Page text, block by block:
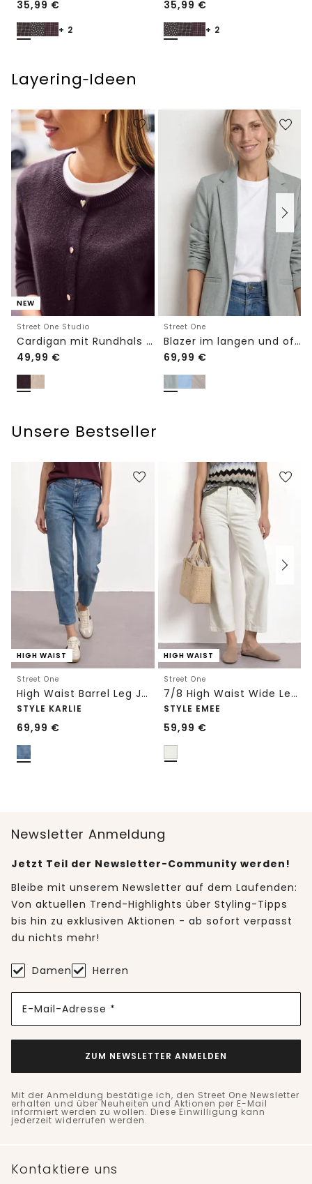
35,99 €
+ 2
35,99 €
+ 2
Layering‑Ideen
NEW
Street One Studio
Cardigan mit Rundhals und Knöpfen
49,99 €
Street One
Blazer im langen und offenen Schnitt
69,99 €
Unsere Bestseller
HIGH WAIST
Street One
High Waist Barrel Leg Jeans im Loose Fit
STYLE KARLIE
69,99 €
HIGH WAIST
Street One
7/8 High Waist Wide Leg Jeans im Loose Fit
STYLE EMEE
59,99 €
Newsletter Anmeldung
Jetzt Teil der Newsletter-Community werden!
Bleibe mit unserem Newsletter auf dem Laufenden:
Von aktuellen Trend-Highlights über Styling-Tipps
bis hin zu exklusiven Aktionen - ab sofort verpasst
du nichts mehr!
Damen Herren
E-Mail-Adresse *
ZUM NEWSLETTER ANMELDEN
Mit der Anmeldung bestätige ich, den Street One Newsletter
erhalten und über Neuheiten und Aktionen per E-Mail
informiert werden zu wollen. Diese Einwilligung kann
jederzeit widerrufen werden.
Kontaktiere uns